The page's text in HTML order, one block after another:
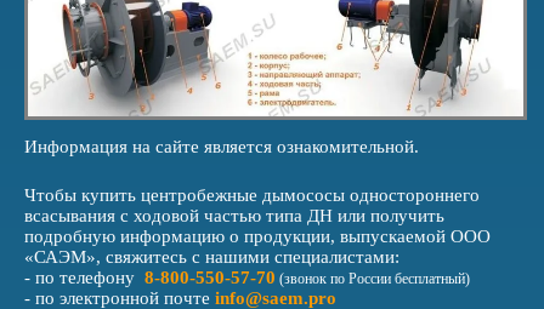
Информация на сайте является ознакомительной.
Чтобы купить центробежные дымососы одностороннего
всасывания с ходовой частью типа ДН или получить
подробную информацию о продукции, выпускаемой ООО
«САЭМ», свяжитесь с нашими специалистами:
- по телефону 8-800-550-57-70 (звонок по России бесплатный)
- по электронной почте info@saem.pro